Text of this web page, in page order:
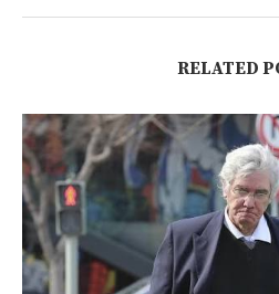
RELATED